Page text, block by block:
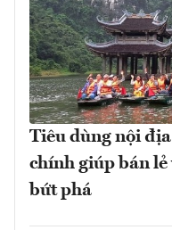
Tiêu dùng nội
chính giúp bán
bứt phá